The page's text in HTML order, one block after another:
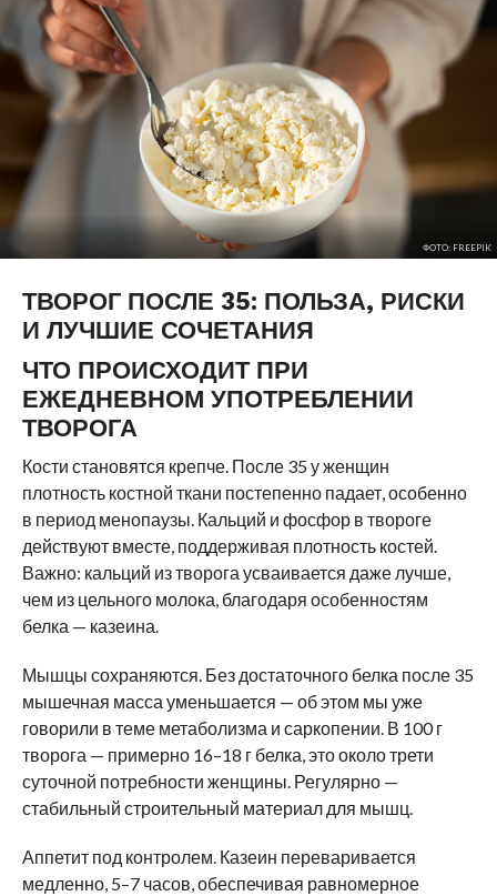
ФОТО: FREEPIK
ТВОРОГ ПОСЛЕ 35: ПОЛЬЗА, РИСКИ
И ЛУЧШИЕ СОЧЕТАНИЯ
ЧТО ПРОИСХОДИТ ПРИ
ЕЖЕДНЕВНОМ УПОТРЕБЛЕНИИ
ТВОРОГА
Кости становятся крепче. После 35 у женщин
плотность костной ткани постепенно падает, особенно
в период менопаузы. Кальций и фосфор в твороге
действуют вместе, поддерживая плотность костей.
Важно: кальций из творога усваивается даже лучше,
чем из цельного молока, благодаря особенностям
белка — казеина.
Мышцы сохраняются. Без достаточного белка после 35
мышечная масса уменьшается — об этом мы уже
говорили в теме метаболизма и саркопении. В 100 г
творога — примерно 16–18 г белка, это около трети
суточной потребности женщины. Регулярно —
стабильный строительный материал для мышц.
Аппетит под контролем. Казеин переваривается
медленно, 5–7 часов, обеспечивая равномерное